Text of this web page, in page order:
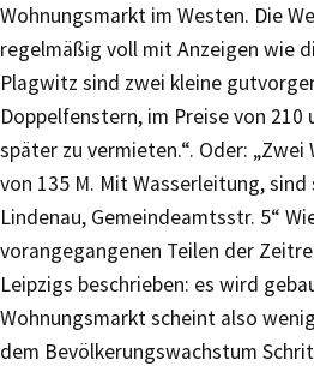
Wohnungsmarkt im Westen. Die
regelmäßig voll mit Anzeigen wie
Plagwitz sind zwei kleine
Doppelfenstern, im Preise von 210
später zu vermieten.“. Oder: „Zwei
von 135 M. Mit Wasserleitung,
Lindenau, Gemeindeamtsstr. 5“
vorangegangenen Teilen der
Leipzigs beschrieben: es wird
Wohnungsmarkt scheint also
dem Bevölkerungswachstum